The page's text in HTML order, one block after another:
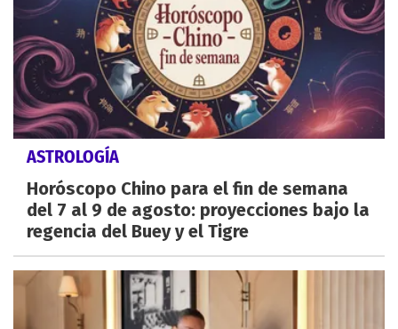
ASTROLOGÍA
Horóscopo Chino para el fin de semana
del 7 al 9 de agosto: proyecciones bajo la
regencia del Buey y el Tigre